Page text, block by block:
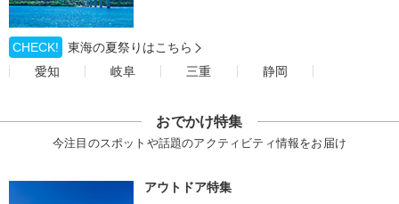
CHECK!
東海の夏祭りはこちら
愛知
岐阜 三重 静岡
おでかけ特集
今注目のスポットや話題のアクティビティ情報をお届け
アウトドア特集